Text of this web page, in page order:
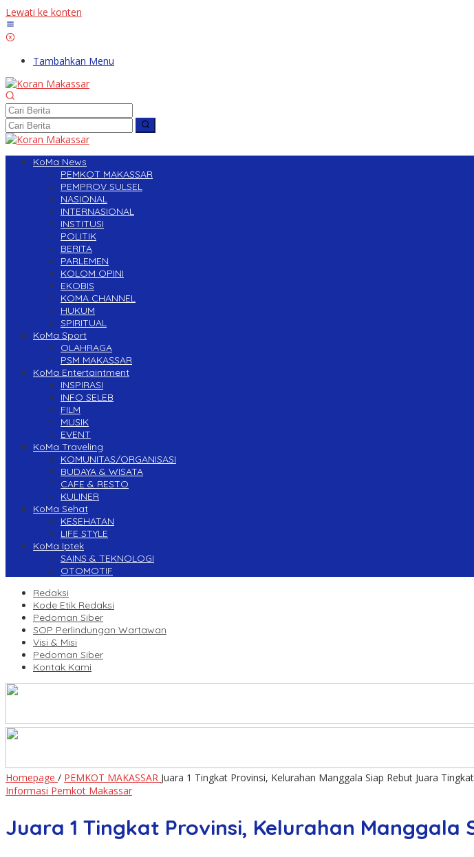
Lewati ke konten
Tambahkan Menu
KoMa News
PEMKOT MAKASSAR
PEMPROV SULSEL
NASIONAL
INTERNASIONAL
INSTITUSI
POLITIK
BERITA
PARLEMEN
KOLOM OPINI
EKOBIS
KOMA CHANNEL
HUKUM
SPIRITUAL
KoMa Sport
OLAHRAGA
PSM MAKASSAR
KoMa Entertaintment
INSPIRASI
INFO SELEB
FILM
MUSIK
EVENT
KoMa Traveling
KOMUNITAS/ORGANISASI
BUDAYA & WISATA
CAFE & RESTO
KULINER
KoMa Sehat
KESEHATAN
LIFE STYLE
KoMa Iptek
SAINS & TEKNOLOGI
OTOMOTIF
Redaksi
Kode Etik Redaksi
Pedoman Siber
SOP Perlindungan Wartawan
Visi & Misi
Pedoman Siber
Kontak Kami
Homepage / PEMKOT MAKASSAR Juara 1 Tingkat Provinsi, Kelurahan Manggala Siap Rebut Juara
Informasi Pemkot Makassar
Juara 1 Tingkat Provinsi, Kelurahan